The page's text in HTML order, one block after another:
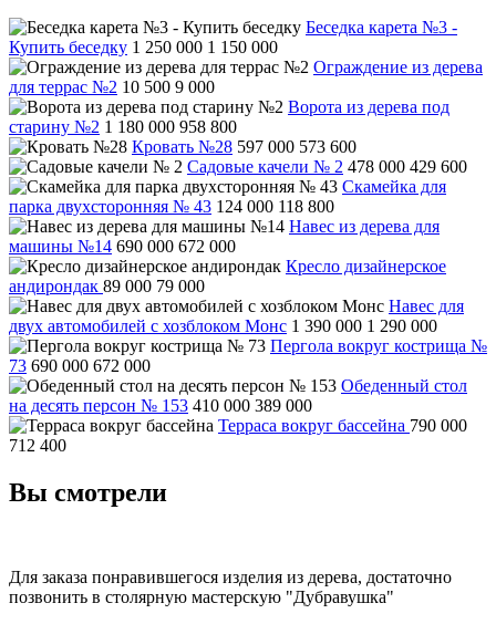
Беседка карета №3 -
Купить беседку 1 250 000 1 150 000
Ограждение из дерева
для террас №2 10 500 9 000
Ворота из дерева под
старину №2 1 180 000 958 800
Кровать №28 597 000 573 600
Садовые качели № 2 478 000 429 600
Скамейка для
парка двухсторонняя № 43 124 000 118 800
Навес из дерева для
машины №14 690 000 672 000
Кресло дизайнерское
андирондак 89 000 79 000
Навес для
двух автомобилей с хозблоком Монс 1 390 000 1 290 000
Пергола вокруг кострища №
73 690 000 672 000
Обеденный стол
на десять персон № 153 410 000 389 000
Терраса вокруг бассейна 790 000
712 400
Вы смотрели
Для заказа понравившегося изделия из дерева, достаточно
позвонить в столярную мастерскую "Дубравушка"